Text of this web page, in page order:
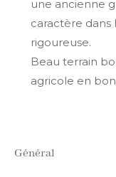
une ancienne
caractère dans
rigoureuse.
Beau terrain
agricole en
général